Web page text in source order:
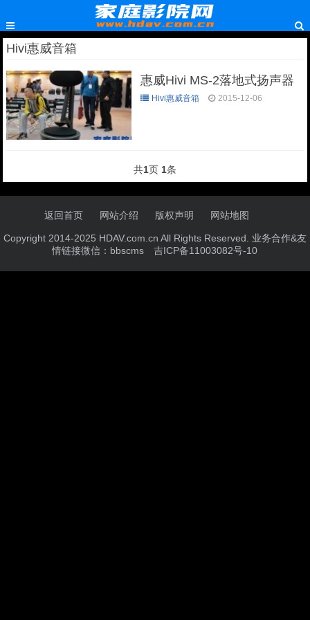
Hivi惠威音箱
惠威Hivi MS-2落地式扬声器
Hivi惠威音箱 2015-12-06
共1页 1条
返回首页 网站介绍 版权声明 网站地图
Copyright 2014-2025 HDAV.com.cn All Rights Reserved. 业务合作&友
情链接微信：bbscms吉ICP备11003082号-10